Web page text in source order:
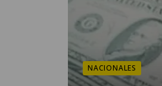
NACIONALES